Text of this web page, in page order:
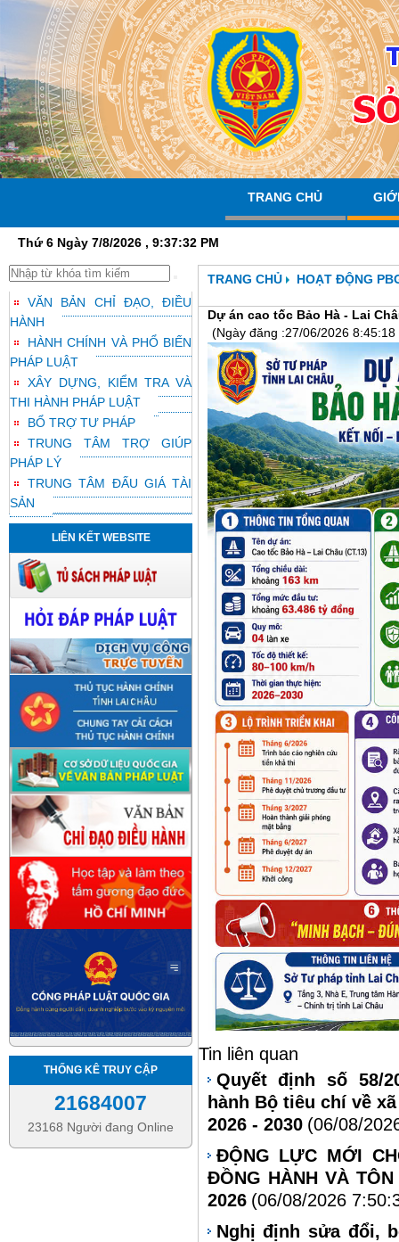
TRANG CHỦ
Thứ 6 Ngày 7/8/2026 , 9:37:33 PM
VĂN BẢN CHỈ ĐẠO, ĐIỀU
HÀNH
HÀNH CHÍNH VÀ PHỔ BIẾN
PHÁP LUẬT
XÂY DỰNG, KIỂM TRA VÀ
THI HÀNH PHÁP LUẬT
BỔ TRỢ TƯ PHÁP
TRUNG TÂM TRỢ GIÚP
PHÁP LÝ
TRUNG TÂM ĐẤU GIÁ TÀI
SẢN
LIÊN KẾT WEBSITE
THỐNG KÊ TRUY CẬP
21684007
23168 Người đang Online
TRANG CHỦ HOẠT ĐỘNG
Dự án cao tốc Bảo Hà - Lai
(Ngày đăng :27/06/2026 8:45:18
Tin liên quan
Quyết định số 58/
hành Bộ tiêu chí về
2026 - 2030 (06/08/
ĐỘNG LỰC MỚI
ĐỒNG HÀNH VÀ
2026 (06/08/2026
Nghị định sửa đổi,